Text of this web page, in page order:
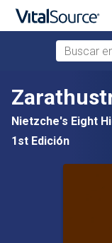
Saltar al contenido
Buscar
Nietzche's Eight
1st Edición